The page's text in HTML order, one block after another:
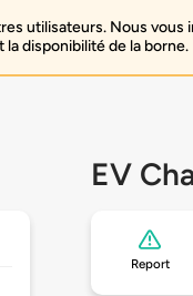
utilisateurs. Nous
disponibilité de la borne.
EV
Report